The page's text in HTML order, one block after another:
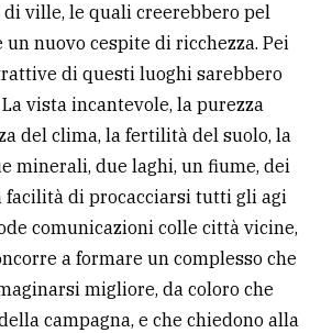
ville, le quali creerebbero pel
nuovo cespite di ricchezza. Pei
di questi luoghi sarebbero
vista incantevole, la purezza
del clima, la fertilità del suolo, la
minerali, due laghi, un fiume, dei
facilità di procacciarsi tutti gli agi
comunicazioni colle città vicine,
a formare un complesso che
migliore, da coloro che
campagna, e che chiedono alla